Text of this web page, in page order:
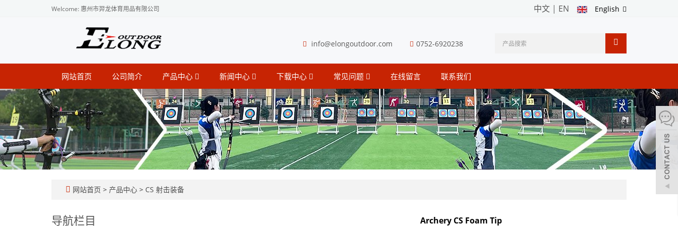
Welcome: 惠州市羿龙体育用品有限公司 English
中文 | EN
info@elongoutdoor.com 0752-6920238
网站首页 公司简介 产品中心 新闻中心 下载中心 常见问题 在线留言 联系我们
网站首页 > 产品中心 > CS 射击装备
Archery CS Foam Tip
导航栏目